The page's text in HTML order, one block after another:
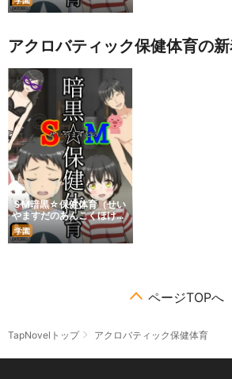
アクロバティック保健体育の
ＳM暗黒☆保健体育（せい
やますだのあんこくほけん
たいいく）
学園
ページTOPへ
TapNovelトップ アクロバティック保健体育